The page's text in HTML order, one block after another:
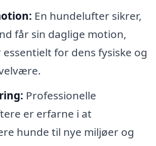
En hundelufter sikrer,
får sin daglige motion,
for dens fysiske og
Professionelle
er erfarne i at
hunde til nye miljøer og